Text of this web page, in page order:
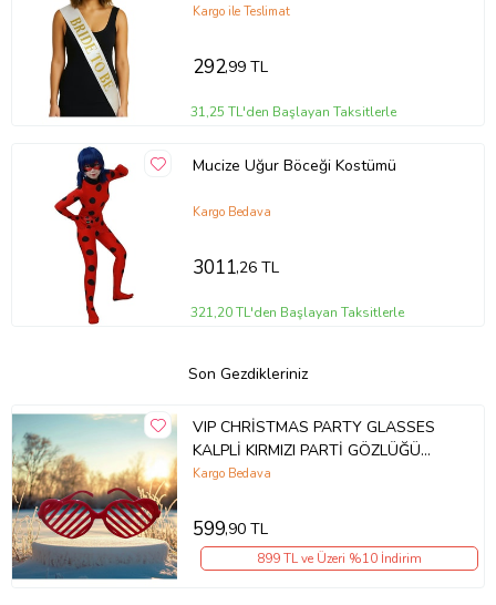
Kargo ile Teslimat
292,99 TL
31,25 TL'den Başlayan Taksitlerle
Mucize Uğur Böceği Kostümü
Kargo Bedava
3011,26 TL
321,20 TL'den Başlayan Taksitlerle
Son Gezdikleriniz
VIP CHRİSTMAS PARTY GLASSES
KALPLİ KIRMIZI PARTİ GÖZLÜĞÜ
PANJUR GÖZLÜK KIRMIZI YILBAŞI
Kargo Bedava
599,90 TL
899 TL ve Üzeri %10 İndirim